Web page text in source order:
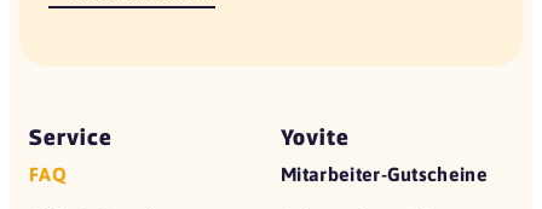
Service
FAQ
Yovite
Mitarbeiter-Gutscheine